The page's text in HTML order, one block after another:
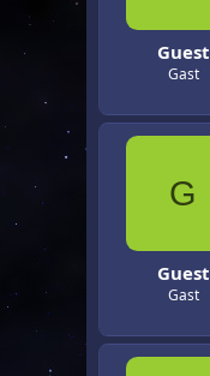
Guest
Gast
G
Guest
Gast